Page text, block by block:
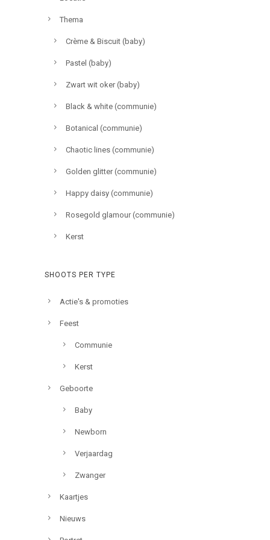
Thema
Crème & Biscuit (baby)
Pastel (baby)
Zwart wit oker (baby)
Black & white (communie)
Botanical (communie)
Chaotic lines (communie)
Golden glitter (communie)
Happy daisy (communie)
Rosegold glamour (communie)
Kerst
SHOOTS PER TYPE
Actie's & promoties
Feest
Communie
Kerst
Geboorte
Baby
Newborn
Verjaardag
Zwanger
Kaartjes
Nieuws